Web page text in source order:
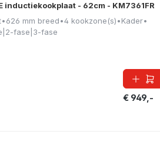
inductiekookplaat - 62cm - KM7361FR
•626 mm breed•4 kookzone(s)•Kader•
fase|3-fase
€ 949,-